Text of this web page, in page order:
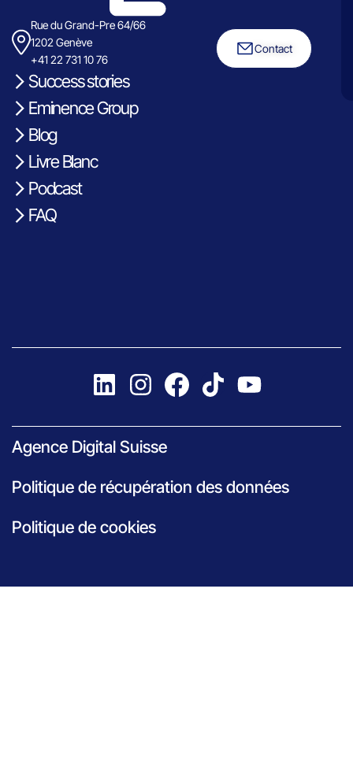
Rue du Grand-Pre 64/66
1202 Genève
+41 22 731 10 76
Contact
Success stories
Eminence Group
Blog
Livre Blanc
Podcast
FAQ
Agence Digital Suisse
Politique de récupération des données
Politique de cookies